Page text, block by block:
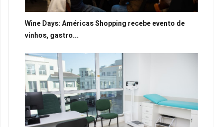
Wine Days: Américas Shopping recebe evento de
vinhos, gastro...